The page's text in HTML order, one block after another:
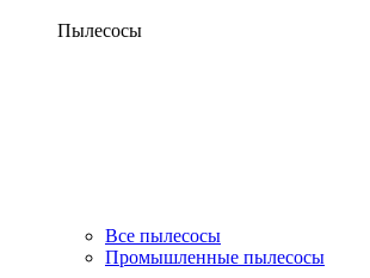
Пылесосы
Все пылесосы
Промышленные пылесосы